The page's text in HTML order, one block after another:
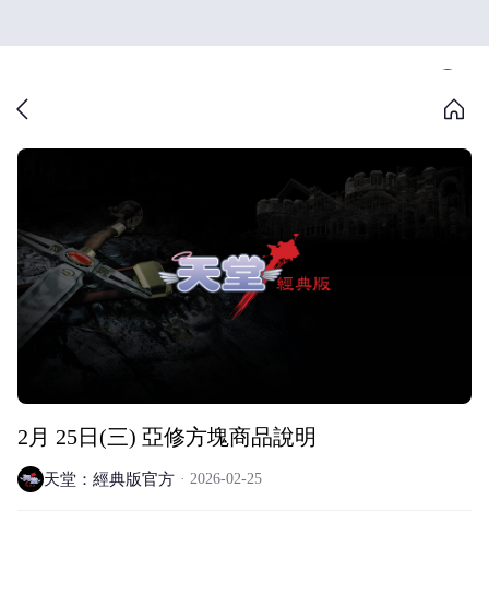
2月 25日(三) 亞修方塊商品說明
天堂：經典版官方 2026-02-25